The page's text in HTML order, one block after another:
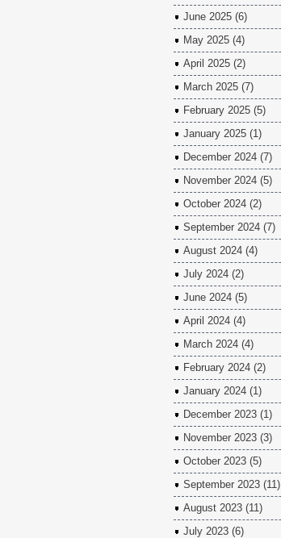
June 2025 (6)
May 2025 (4)
April 2025 (2)
March 2025 (7)
February 2025 (5)
January 2025 (1)
December 2024 (7)
November 2024 (5)
October 2024 (2)
September 2024 (7)
August 2024 (4)
July 2024 (2)
June 2024 (5)
April 2024 (4)
March 2024 (4)
February 2024 (2)
January 2024 (1)
December 2023 (1)
November 2023 (3)
October 2023 (5)
September 2023 (11)
August 2023 (11)
July 2023 (6)